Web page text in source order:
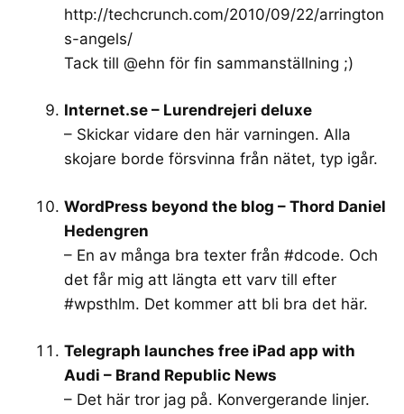
http://techcrunch.com/2010/09/22/arrington
s-angels/
Tack till @ehn för fin sammanställning ;)
Internet.se – Lurendrejeri deluxe
– Skickar vidare den här varningen. Alla
skojare borde försvinna från nätet, typ igår.
WordPress beyond the blog – Thord Daniel
Hedengren
– En av många bra texter från #dcode. Och
det får mig att längta ett varv till efter
#wpsthlm. Det kommer att bli bra det här.
Telegraph launches free iPad app with
Audi – Brand Republic News
– Det här tror jag på. Konvergerande linjer.